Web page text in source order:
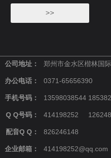
>>
公司地址： 郑州市金水区楷林国
办公电话： 0371-65656390
手机号码： 13598038544
Q Q号码： 414198252
配音Q Q： 826246148
企业邮箱： 414198252@qq.com